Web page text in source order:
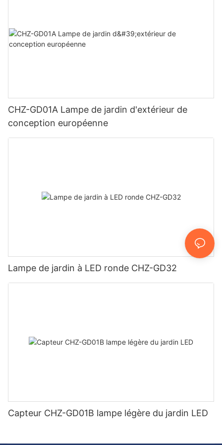
CHZ-GD01A Lampe de jardin d'extérieur de
conception européenne
Lampe de jardin à LED ronde CHZ-GD32
Capteur CHZ-GD01B lampe légère du jardin LED